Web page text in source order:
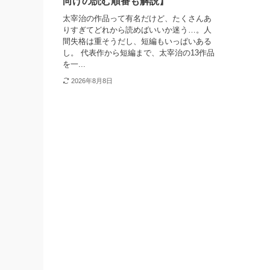
太宰治の作品って有名だけど、たくさんあ
りすぎてどれから読めばいいか迷う…。人
間失格は重そうだし、短編もいっぱいある
し。 代表作から短編まで、太宰治の13作品
を一...
2026年8月8日